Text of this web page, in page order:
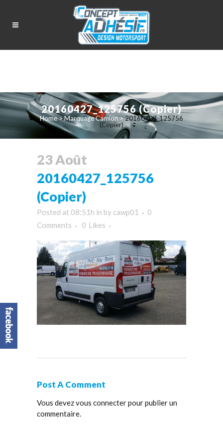
20160427_125756 (Copier)
Home>Marquage Camion>20160427_125756
(Copier)
23 Août
20160427_125756
(Copier)
Posted at 08:51h in by cawp01
0
Comments
0 Likes
Post A Comment
Vous devezvous connecterpour publier un
commentaire.